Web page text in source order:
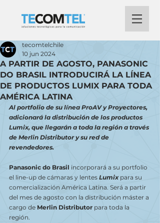
A PARTIR DE AGOSTO, PANASONIC
DO BRASIL INTRODUCIRÁ LA LÍNEA
DE PRODUCTOS LUMIX PARA TODA
AMÉRICA LATINA
tecomtelchile
10 jun 2024
Al portfolio de su línea ProAV y Proyectores,
adicionará la distribución de los productos
Lumix, que llegarán a toda la región a través
de Merlin Distributor y su red de
revendedores.
Panasonic do Brasil incorporará a su portfolio
el line-up de cámaras y lentes Lumix para su
comercialización América Latina. Será a partir
del mes de agosto con la distribución máster a
cargo de Merlin Distributor para toda la
región.